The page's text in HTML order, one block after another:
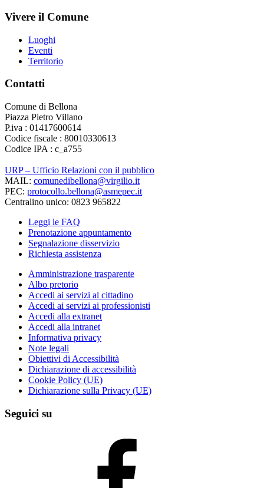
Vivere il Comune
Luoghi
Eventi
Territorio
Contatti
Comune di Bellona
Piazza Pietro Villano
P.iva : 01417600614
Codice fiscale : 80010330613
Codice IPA : c_a755
URP – Ufficio Relazioni con il pubblico
MAIL: comunedibellona@virgilio.it
PEC: protocollo.bellona@asmepec.it
Centralino unico: 0823 965822
Leggi le FAQ
Prenotazione appuntamento
Segnalazione disservizio
Richiesta assistenza
Amministrazione trasparente
Albo pretorio
Accedi ai servizi al cittadino
Accedi ai servizi ai professionisti
Accedi alla extranet
Accedi alla intranet
Informativa privacy
Note legali
Obiettivi di Accessibilità
Dichiarazione di accessibilità
Cookie Policy (UE)
Dichiarazione sulla Privacy (UE)
Seguici su